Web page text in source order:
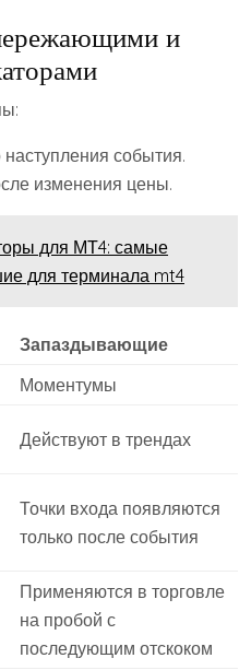
и
события.
изменения цены.
для МТ4: самые
для терминала mt4
Запаздывающие
Моментумы
Действуют в трендах
Точки входа появляются
только после события
Применяются в торговле
на пробой с
последующим отскоком